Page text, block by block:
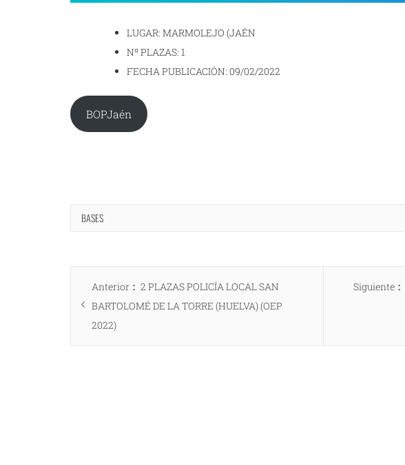
LUGAR: MARMOLEJO (JAÉN
Nº PLAZAS: 1
FECHA PUBLICACIÓN: 09/02/2022
BOPJaén
BASES
Navegación
de
entradas
Anterior
Entrada
anterior:
2 PLAZAS POLICÍA LOCAL SAN
BARTOLOMÉ DE LA TORRE (HUELVA) (OEP
2022)
Siguiente